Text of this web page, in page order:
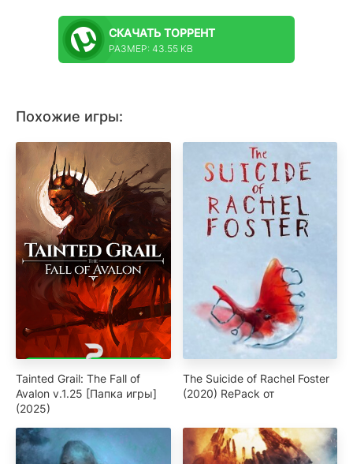
СКАЧАТЬ ТОРРЕНТ
РАЗМЕР: 43.55 KB
Похожие игры:
Tainted Grail: The Fall of
Avalon v.1.25 [Папка игры]
(2025)
The Suicide of Rachel Foster
(2020) RePack от